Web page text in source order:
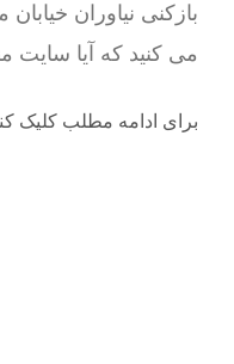
بازکنی نیاوران
می کنید که آیا سایت
برای ادامه مطلب کلیک